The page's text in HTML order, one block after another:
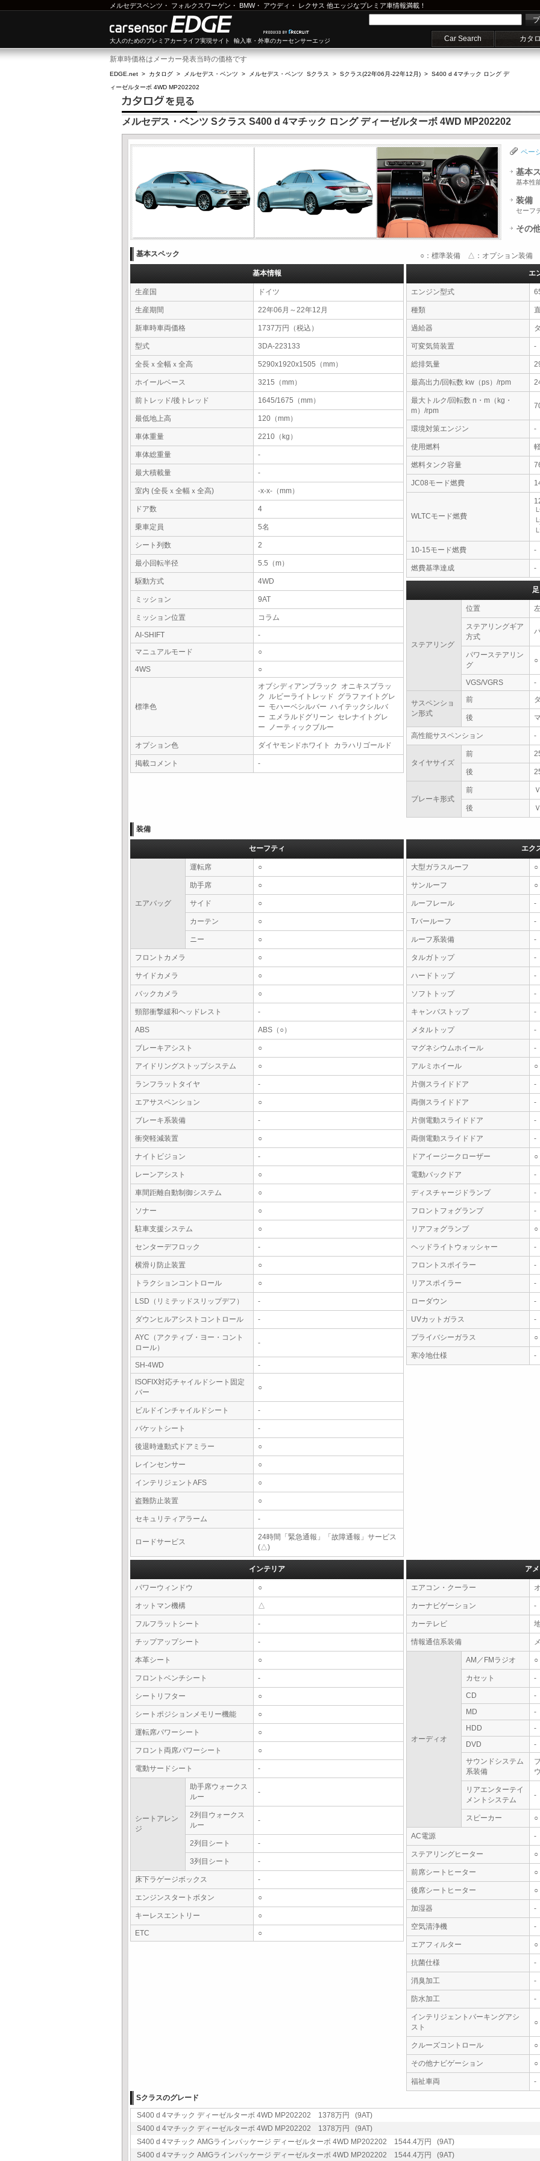
メルセデスベンツ ・ フォルクスワーゲン ・ BMW・ アウディ ・ レクサス 他エッジなプレミア車情報満載！
大人のためのプレミアカーライフ実現サイト 輸入車・外車のカーセンサーエッジ Car Search カタ
新車時価格はメーカー発表当時の価格です
EDGE.net > カタログ > メルセデス・ベンツ > メルセデス・ベンツ Sクラス > Sクラス(22年06月-22年12月) > S400 d 4マチック ロング デ
ィーゼルターボ 4WD MP202202
メルセデス・ベンツ Sクラス S400 d 4マチック ロング ディーゼルターボ 4WD MP202202
ペー
基本
基本性
装備
セーフ
その
基本スペック ○：標準装備 △：オプション装備 -
基本情報
生産国 ドイツ
生産期間 22年06月～22年12月
新車時車両価格 1737万円（税込）
型式 3DA-223133
全長ｘ全幅ｘ全高 5290x1920x1505（mm）
ホイールベース 3215（mm）
前トレッド/後トレッド 1645/1675（mm）
最低地上高 120（mm）
車体重量 2210（kg）
車体総重量 -
最大積載量 -
室内 (全長ｘ全幅ｘ全高) -x-x-（mm）
ドア数 4
乗車定員 5名
シート列数 2
最小回転半径 5.5（m）
駆動方式 4WD
ミッション 9AT
ミッション位置 コラム
AI-SHIFT
-
マニュアルモード
○
4WS ○
標準色
オブシディアンブラック オニキスブラッ
ク ルビーライトレッド グラファイトグレ
ー モハーベシルバー ハイテックシルバ
ー エメラルドグリーン セレナイトグレ
ー ノーティックブルー
オプション色 ダイヤモンドホワイト カラハリゴールド
掲載コメント -
エ
エンジン型式
種類
過給器
可変気筒装置 -
総排気量
最高出力/回転数 kw（ps）/rpm
最大トルク/回転数 n・m（kg・
m）/rpm
環境対策エンジン -
使用燃料
燃料タンク容量
JC08モード燃費
WLTCモード燃費
10-15モード燃費 -
燃費基準達成 -
ステアリング
位置
ステアリングギア
方式
パワーステアリン
グ
○
VGS/VGRS -
サスペンショ
ン形式
前
後
高性能サスペンション -
タイヤサイズ
前
後
ブレーキ形式
前
後
装備
セーフティ
エアバッグ
運転席 ○
助手席 ○
サイド ○
カーテン ○
ニー ○
フロントカメラ ○
サイドカメラ ○
バックカメラ ○
頸部衝撃緩和ヘッドレスト -
ABS ABS（○）
ブレーキアシスト ○
アイドリングストップシステム ○
ランフラットタイヤ -
エアサスペンション ○
ブレーキ系装備 -
衝突軽減装置 ○
ナイトビジョン -
レーンアシスト ○
車間距離自動制御システム ○
ソナー ○
駐車支援システム ○
センターデフロック -
横滑り防止装置 ○
トラクションコントロール ○
LSD（リミテッドスリップデフ） -
ダウンヒルアシストコントロール -
AYC（アクティブ・ヨー・コント
ロール）
-
SH-4WD
-
ISOFIX対応チャイルドシート固定
バー
○
ビルドインチャイルドシート -
バケットシート -
後退時連動式ドアミラー ○
レインセンサー ○
インテリジェントAFS ○
盗難防止装置 ○
セキュリティアラーム -
ロードサービス
24時間「緊急通報」「故障通報」サービス
(△)
エク
大型ガラスルーフ ○
サンルーフ ○
ルーフレール -
Tバールーフ -
ルーフ系装備 -
タルガトップ -
ハードトップ -
ソフトトップ -
キャンバストップ -
メタルトップ -
マグネシウムホイール -
アルミホイール ○
片側スライドドア -
両側スライドドア -
片側電動スライドドア -
両側電動スライドドア -
ドアイージークローザー ○
電動バックドア -
ディスチャージドランプ -
フロントフォグランプ -
リアフォグランプ ○
ヘッドライトウォッシャー -
フロントスポイラー -
リアスポイラー -
ローダウン -
UVカットガラス -
プライバシーガラス ○
寒冷地仕様 -
インテリア
パワーウィンドウ ○
オットマン機構 △
フルフラットシート -
チップアップシート -
本革シート ○
フロントベンチシート -
シートリフター ○
シートポジションメモリー機能 ○
運転席パワーシート ○
フロント両席パワーシート ○
電動サードシート -
シートアレン
ジ
助手席ウォークス
ルー
-
2列目ウォークス
ルー
-
2列目シート -
3列目シート -
床下ラゲージボックス -
エンジンスタートボタン ○
キーレスエントリー ○
ETC ○
ア
エアコン・クーラー
カーナビゲーション -
カーテレビ
情報通信系装備
オーディオ
AM／FMラジオ ○
カセット -
CD
-
MD
-
HDD
-
DVD
-
サウンドシステム
系装備
リアエンターテイ
メントシステム
-
スピーカー ○
AC電源 -
ステアリングヒーター ○
前席シートヒーター ○
後席シートヒーター ○
加湿器 -
空気清浄機 -
エアフィルター ○
抗菌仕様 -
消臭加工 -
防水加工 -
インテリジェントパーキングアシ
スト
○
クルーズコントロール ○
その他ナビゲーション ○
福祉車両
-
Sクラスのグレード
S400 d 4マチック ディーゼルターボ 4WD MP202202 1378万円 (9AT)
S400 d 4マチック ディーゼルターボ 4WD MP202202 1378万円 (9AT)
S400 d 4マチック AMGラインパッケージ ディーゼルターボ 4WD MP202202 1544.4万円 (9AT)
S400 d 4マチック AMGラインパッケージ ディーゼルターボ 4WD MP202202 1544.4万円 (9AT)